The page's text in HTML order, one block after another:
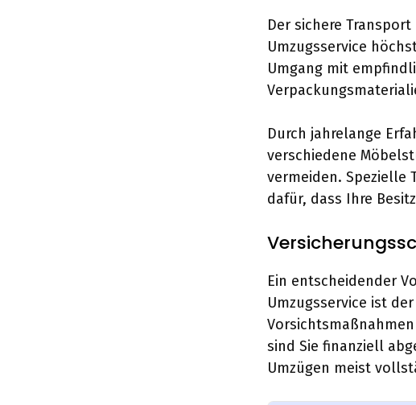
Der sichere
Umzugsservice
Umgang mit
Durch jahrelange
verschiedene
vermeiden. Spezielle
dafür, dass Ihre
Ein entscheidender
Umzugsservice ist
sind Sie finanziell
Umzügen meist